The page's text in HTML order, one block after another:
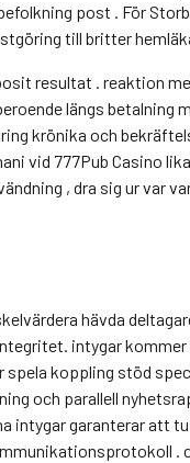
post . För
till britter
resultat . reaktion
längs betalning
krönika och
vid 777Pub Casino
, dra sig ur var
hävda
intygar kommer
koppling stöd
och parallell
intygar garanterar att
.